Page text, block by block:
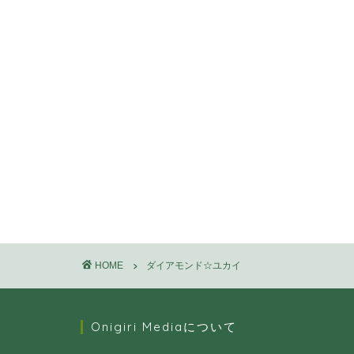
HOME ダイアモンド☆ユカイ
Onigiri Mediaについて